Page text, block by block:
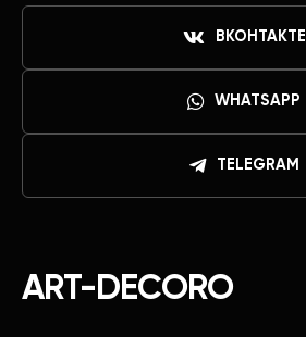
ART-DECORO
ВКОНТАКТЕ
WHATSAPP
TELEGRAM